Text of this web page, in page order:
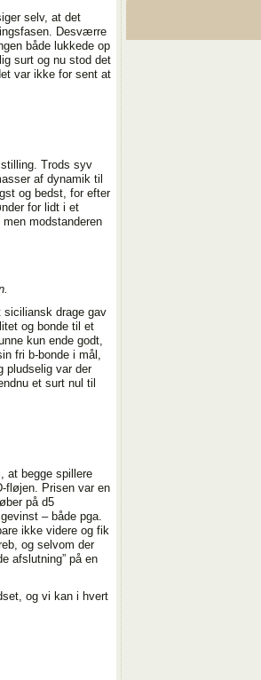
selv, at det
Desværre
både lukkede op
surt og nu stod det
var ikke for sent at
Trods syv
af dynamik til
og bedst, for efter
for lidt i et
modstanderen
drage gav
og bonde til et
kun ende godt,
fri b-bonde i mål,
pludselig var der
et surt nul til
at begge spillere
fløjen. Prisen var en
på d5
– både pga.
ikke videre og fik
og selvom der
afslutning” på en
og vi kan i hvert